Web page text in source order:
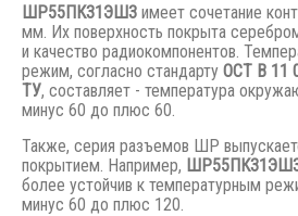
ШР55ПК31ЭШ3 имеет сочетание
мм. Их поверхность покрыта
и качество радиокомпонентов.
режим, согласно стандарту ОСТ В 11
ТУ, составляет - температура
минус 60 до плюс 60.
Также, серия разъемов ШР
покрытием. Например,
более устойчив к температурным
минус 60 до плюс 120.